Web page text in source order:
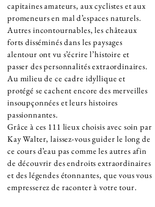
capitaines amateurs, aux cyclistes et aux
promeneurs en mal d’espaces naturels.
Autres incontournables, les châteaux
forts disséminés dans les paysages
alentour ont vu s’écrire l’histoire et
passer des personnalités extraordinaires.
Au milieu de ce cadre idyllique et
protégé se cachent encore des merveilles
insoupçonnées et leurs histoires
passionnantes.
Grâce à ces 111 lieux choisis avec soin par
Kay Walter, laissez-vous guider le long de
ce cours d’eau pas comme les autres afin
de découvrir des endroits extraordinaires
et des légendes étonnantes, que vous vous
empresserez de raconter à votre tour.